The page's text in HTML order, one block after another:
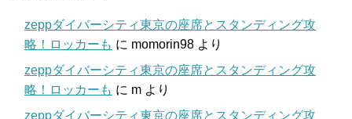
zeppダイバーシティ東京の座席とスタンディング攻
略！ロッカーも に momorin98 より
zeppダイバーシティ東京の座席とスタンディング攻
略！ロッカーも に m より
zeppダイバーシティ東京の座席とスタンディング攻